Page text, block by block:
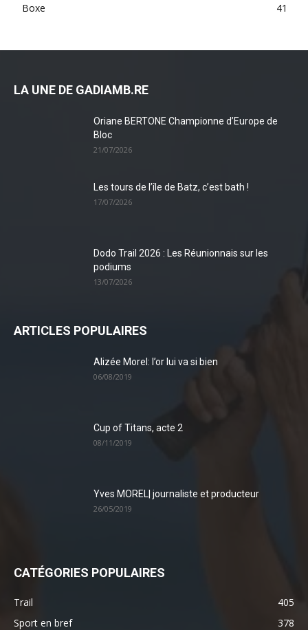
Boxe
41
LA UNE DE GADIAMB.RE
Oriane BERTONE Championne d’Europe de
Bloc
21/07/2026
Les tours de l’île de Batz, c’est bath !
17/07/2026
Dodo Trail 2026 : Les Réunionnais sur les
podiums
13/07/2026
ARTICLES POPULAIRES
Alizée Morel: l’or lui va si bien
06/08/2019
Cup of Titans, acte 2
08/11/2019
Yves MOREL| journaliste et producteur
26/05/2019
CATÉGORIES POPULAIRES
Trail
405
Sport en bref
378